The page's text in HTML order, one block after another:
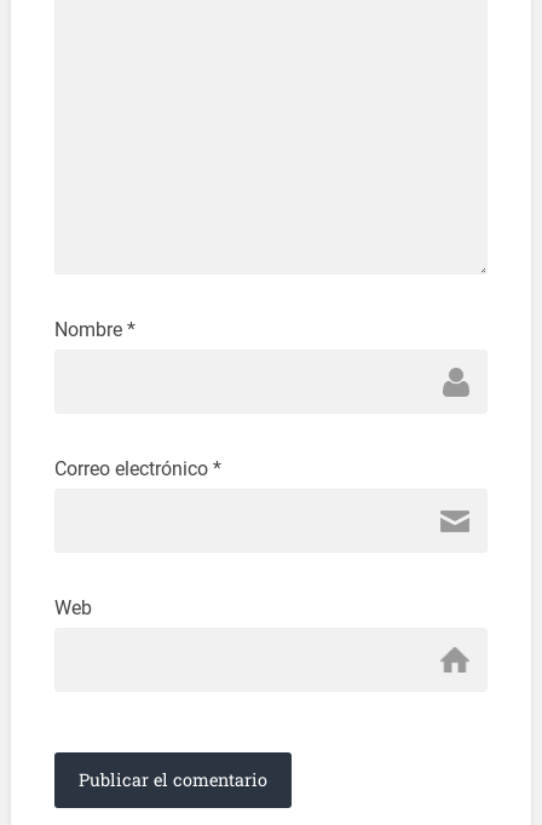
Nombre *
Correo electrónico *
Web